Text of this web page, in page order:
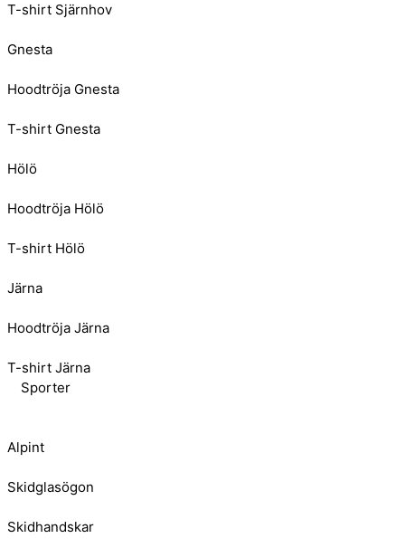
T-shirt Sjärnhov
Gnesta
Hoodtröja Gnesta
T-shirt Gnesta
Hölö
Hoodtröja Hölö
T-shirt Hölö
Järna
Hoodtröja Järna
T-shirt Järna
Sporter
Alpint
Skidglasögon
Skidhandskar